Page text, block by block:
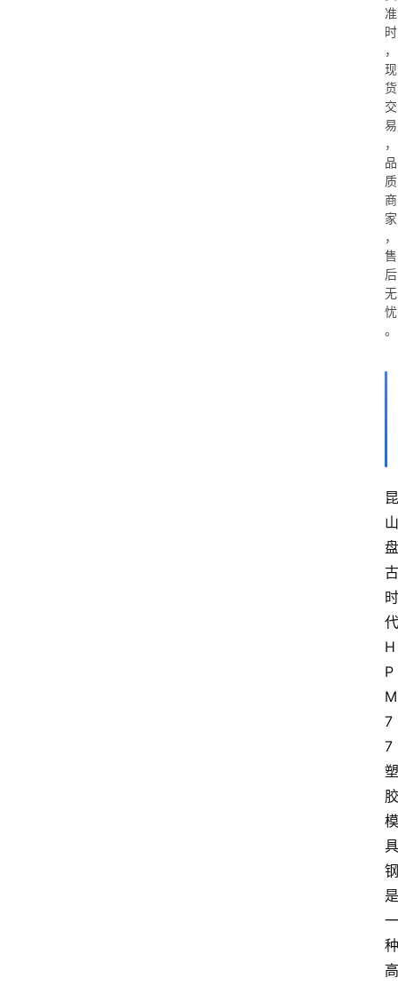
准
时
，
现
货
交
易
，
品
质
商
家
，
售
后
无
忧
。
昆
山
盘
古
时
代
H
P
M
7
7
塑
胶
模
具
钢
是
一
种
高